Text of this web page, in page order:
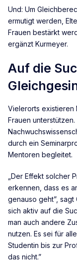
Und: Um
ermutigt werden,
Frauen bestärkt
ergänzt Kurmeyer.
Auf die
Vielerorts existieren
Frauen
durch ein
Mentoren begleitet.
„Der Effekt solcher
erkennen, dass es
genauso geht”, sagt
sich aktiv auf die
man auch andere
nutzen. Es sei für
Studentin bis zur
das nicht.”